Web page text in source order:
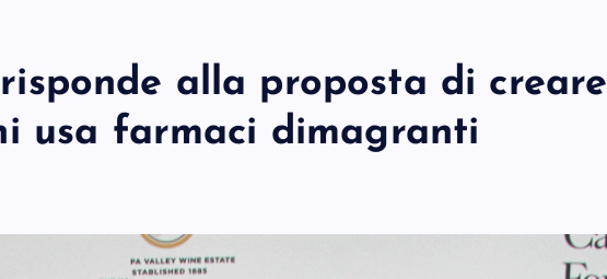
alla proposta di creare
usa farmaci dimagranti